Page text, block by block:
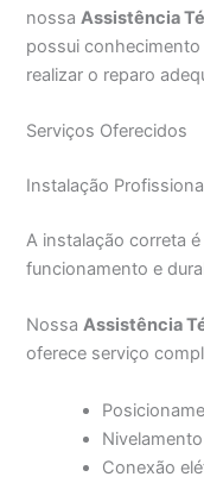
nossaAssistência
possui
realizar o reparo
Serviços Oferecidos
Instalação
A instalação correta
funcionamento e
NossaAssistência
oferece serviço
Conexão